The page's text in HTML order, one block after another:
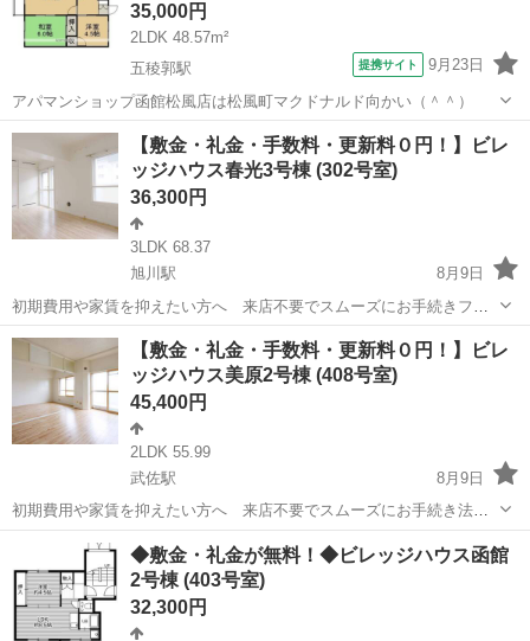
がございます。幌向保育園 徒歩12...
35,000円
2LDK 48.57m²
五稜郭駅
提携サイト 9月23日
アパマンショップ函館松風店は松風町マクドナルド向かい（＾＾）
北海道 函館市 五稜郭駅 マンション
【敷金・礼金・手数料・更新料０円！】ビレ
ッジハウス春光3号棟 (302号室)
36,300円
3LDK 68.37
旭川駅
8月9日
初期費用や家賃を抑えたい方へ 来店不要でスムーズにお手続きフリ
ーレント1ヶ月＋最大3万円引越サポートあり！敷金・礼金・更新料・
鍵交換手数料0円！※契約内容や審査の結果、敷金をお預かりする場合
がございます。春光保育園 徒歩11...
北海道 旭川市 旭川駅 アパート 徒歩
【敷金・礼金・手数料・更新料０円！】ビレ
ッジハウス美原2号棟 (408号室)
45,400円
2LDK 55.99
武佐駅
8月9日
初期費用や家賃を抑えたい方へ 来店不要でスムーズにお手続き法
人・個人に関わらず、さまざまなお客様のニーズに対応します敷金・
礼金・更新料・鍵交換手数料0円！※契約内容や審査の結果、敷金をお
預かりする場合がございます。みはらフレ...
釧路市 武佐駅 アパート
◆敷金・礼金が無料！◆ビレッジハウス函館
2号棟 (403号室)
32,300円